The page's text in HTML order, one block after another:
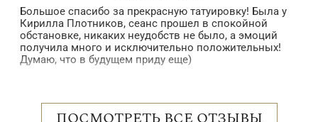
Большое спасибо за прекрасную татуировку! Была у
Кирилла Плотников, сеанс прошел в спокойной
обстановке, никаких неудобств не было, а эмоций
получила много и исключительно положительных!
Думаю, что в будущем приду еще)